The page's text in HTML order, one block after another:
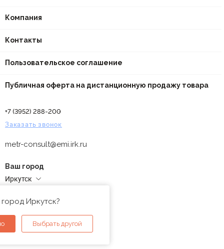
Компания
Контакты
Пользовательское соглашение
Публичная оферта на дистанционную продажу товара
+7 (3952) 288-200
Заказать звонок
metr-consult@emi.irk.ru
Ваш город
Иркутск
Иркутск?
Выбрать другой